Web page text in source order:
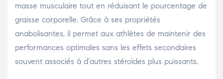
masse musculaire tout en réduisant le pourcentage de
graisse corporelle. Grâce à ses propriétés
anabolisantes, il permet aux athlètes de maintenir des
performances optimales sans les effets secondaires
souvent associés à d’autres stéroïdes plus puissants.